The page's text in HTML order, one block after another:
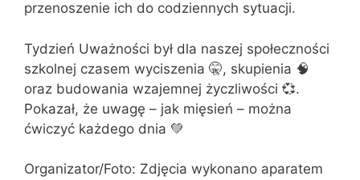
przenoszenie ich do codziennych sytuacji.
Tydzień Uważności był dla naszej społeczności
szkolnej czasem wyciszenia 🤫, skupienia 🧠
oraz budowania wzajemnej życzliwości 💞.
Pokazał, że uwagę – jak mięsień – można
ćwiczyć każdego dnia 💚
Organizator/Foto: Zdjęcia wykonano aparatem